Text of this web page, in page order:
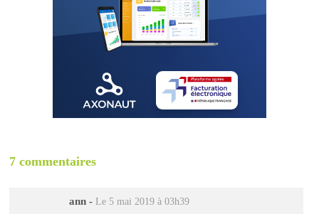
7 commentaires
ann - Le 5 mai 2019 à 03h39